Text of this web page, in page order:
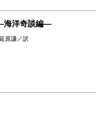
海洋奇談編―
原謙／訳